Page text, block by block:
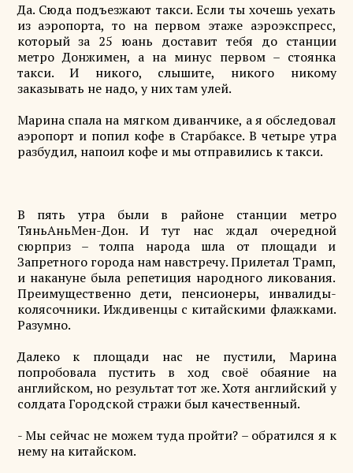
Да. Сюда подъезжают такси. Если ты хочешь уехать
из аэропорта, то на первом этаже аэроэкспресс,
который за 25 юань доставит тебя до станции
метро Донжимен, а на минус первом – стоянка
такси. И никого, слышите, никого никому
заказывать не надо, у них там улей.
Марина спала на мягком диванчике, а я обследовал
аэропорт и попил кофе в Старбаксе. В четыре утра
разбудил, напоил кофе и мы отправились к такси.
В пять утра были в районе станции метро
ТяньАньМен-Дон. И тут нас ждал очередной
сюрприз – толпа народа шла от площади и
Запретного города нам навстречу. Прилетал Трамп,
и накануне была репетиция народного ликования.
Преимущественно дети, пенсионеры, инвалиды-
колясочники. Иждивенцы с китайскими флажками.
Разумно.
Далеко к площади нас не пустили, Марина
попробовала пустить в ход своё обаяние на
английском, но результат тот же. Хотя английский у
солдата Городской стражи был качественный.
- Мы сейчас не можем туда пройти? – обратился я к
нему на китайском.